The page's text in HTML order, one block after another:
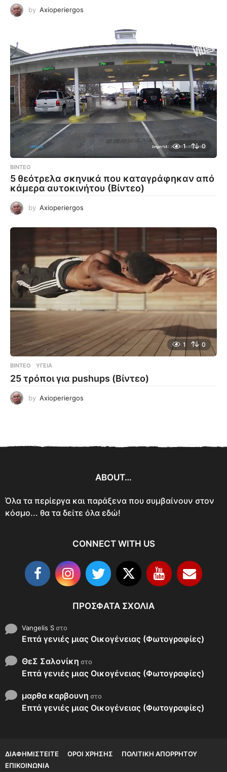
by Axioperiergos
1 0
ΒΊΝΤΕΟ
5 θεότρελα σκηνικά που καταγράφηκαν από
κάμερα αυτοκινήτου (Βίντεο)
by Axioperiergos
1 0
ΒΊΝΤΕΟ ΥΓΕΊΑ
25 τρόποι για pushups (Βίντεο)
by Axioperiergos
ABOUT…
Όλα τα περίεργα και παράξενα που συμβαίνουν στον
κόσμο... θα τα δείτε όλα εδώ!
CONNECT WITH US
ΠΡΌΣΦΑΤΑ ΣΧΌΛΙΑ
Vangelis Sστο
Επτά γενιές μιας Οικογένειας (Φωτογραφίες)
ΘεΣ Σαλονίκη στο
Επτά γενιές μιας Οικογένειας (Φωτογραφίες)
μαρθα καρβουνη στο
Επτά γενιές μιας Οικογένειας (Φωτογραφίες)
ΔΙΑΦΗΜΙΣΤΕΊΤΕ ΌΡΟΙ ΧΡΉΣΗΣ
ΠΟΛΙΤΙΚΉ ΑΠΟΡΡΉΤΟΥ
ΕΠΙΚΟΙΝΩΝΊΑ